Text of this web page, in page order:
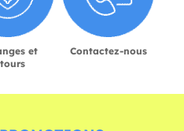
et
Contactez-nous